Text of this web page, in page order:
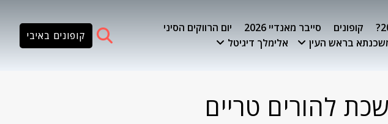
קופונים סייבר מאנדיי 2026
יום הרווקים הסיני
בראש העין אלימלך דיגיטל
קופונים באיבי
להורים טריים